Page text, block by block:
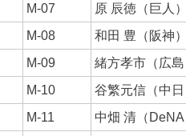
M-07
原 辰徳（巨人）
M-08
和田 豊（阪神）
M-09
緒方孝市（広島
M-10
谷繁元信（中日
M-11
中畑 清（DeNA